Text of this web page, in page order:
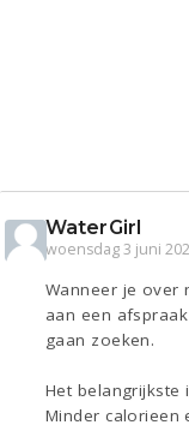
WaterGirl
woensdag 3 juni
Wanneer je over
aan een
gaan zoeken.
Het belangrijkste
Minder calorieen